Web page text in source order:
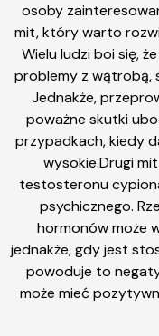
osoby
mit, który warto
Wielu ludzi boi się,
problemy z wątrobą,
Jednakże,
poważne skutki
przypadkach, kiedy
wysokie.Drugi
testosteronu
psychicznego.
hormonów może
jednakże, gdy jest
powoduje to
może mieć